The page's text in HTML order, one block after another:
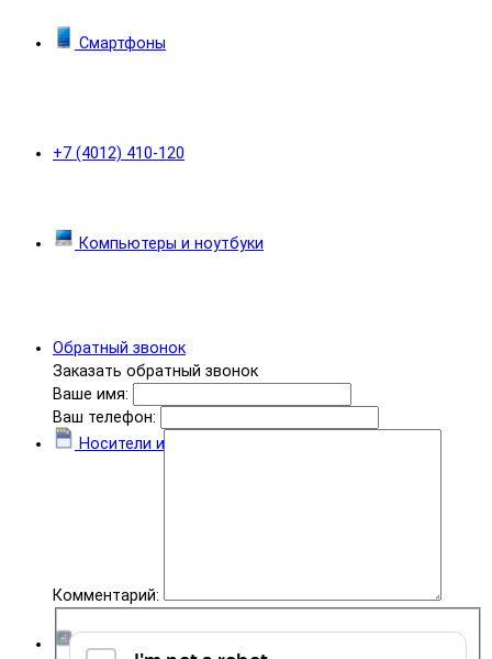
+7 (4012) 410-120
Обратный звонок
Заказать обратный звонок
Ваше имя:
Ваш телефон:
Комментарий:
Смартфоны
Компьютеры и ноутбуки
Носители информации
Комплектующие